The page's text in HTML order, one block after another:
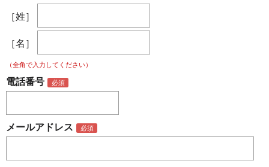
［姓］
［名］
（全角で入力してください）
電話番号
メールアドレス